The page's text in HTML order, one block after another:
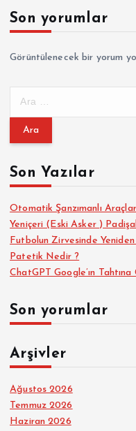
Son yorumlar
Görüntülenecek bir yorum
m
:Son Yazılar
Otomatik Şanzımanlı
Yeniçeri (Eski Asker )
Futbolun Zirvesinde
Patetik Nedir ?
ChatGPT Google’ın
Son yorumlar
Arşivler
Ağustos 2026
Temmuz 2026
Haziran 2026